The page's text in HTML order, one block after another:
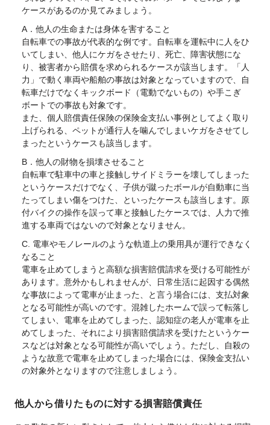
ケースがあるのか見てみましょう。
A．他人の生命または身体を害すること
自転車での事故が代表的な例です。自転車を運転中に人をひ
いてしまい、他人にケガをさせたり、死亡、障害状態にな
り、被害者から賠償を求められるケースが該当します。「人
力」で動く車両や船舶の事故は対象となっていますので、自
転車だけでなくキックボード（電動でないもの）や手こぎ
ボートでの事故も対象です。
また、個人賠償責任保険の保険金支払い事例としてよく取り
上げられる、ペットが通行人を噛んでしまいケガをさせてし
まったというケースも該当します。
B．他人の財物を損壊させること
自転車で駐車中の車と接触しサイドミラーを壊してしまった
というケースだけでなく、子供が蹴ったボールが自動車に当
たってしまい傷をつけた、といったケースも該当します。原
付バイクの操作を誤って車と接触したケースでは、人力で推
進する車両ではないので対象となりません。
C. 電車やモノレールのような軌道上の乗用具が運行できなく
なること
電車を止めてしまうと高額な損害賠償請求を受ける可能性が
あります。意外かもしれませんが、日常生活に起因する偶然
な事故によって電車が止まった、と言う場合には、支払対象
となる可能性が高いのです。混雑したホームで誤って転落し
てしまい、電車を止めてしまった、認知症の老人が電車を止
めてしまった、それにより損害賠償請求を受けたというケー
スなどは対象となる可能性が高いでしょう。ただし、自殺の
ような故意で電車を止めてしまった場合には、保険金支払い
の対象外となりますので注意しましょう。
他人から借りたものに対する損害賠償責任